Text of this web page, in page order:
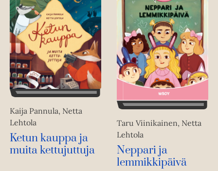
Kaija Pannula, Netta
Lehtola
Ketun kauppa ja
muita kettujuttuja
Taru Viinikainen, Netta
Lehtola
Neppari ja
lemmikkipäivä